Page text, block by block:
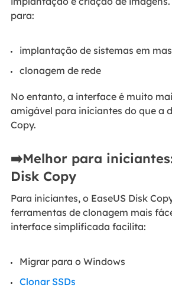
para:
implantação de sistemas em
clonagem de rede
No entanto, a interface é muito
amigável para iniciantes do que a
Copy.
➡️Melhor para iniciantes:
Disk Copy
Para iniciantes, o EaseUS Disk
ferramentas de clonagem mais
interface simplificada facilita:
Migrar para o Windows
Clonar SSDs